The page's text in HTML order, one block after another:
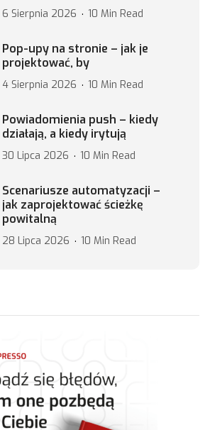
6 Sierpnia 2026 10 Min Read
Pop-upy na stronie – jak je
projektować, by
4 Sierpnia 2026 10 Min Read
Powiadomienia push – kiedy
działają, a kiedy irytują
30 Lipca 2026 10 Min Read
Scenariusze automatyzacji –
jak zaprojektować ścieżkę
powitalną
28 Lipca 2026 10 Min Read